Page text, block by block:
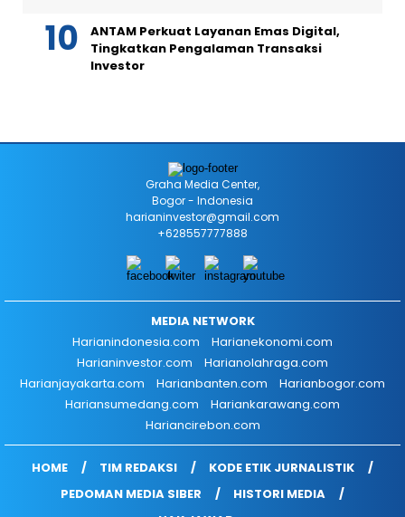
ANTAM Perkuat Layanan Emas Digital,
Tingkatkan Pengalaman Transaksi
Investor
Graha Media Center,
Bogor - Indonesia
harianinvestor@gmail.com
+628557777888
MEDIA NETWORK
Harianindonesia.com
Harianekonomi.com
Harianinvestor.com
Harianolahraga.com
Harianjayakarta.com
Harianbanten.com
Harianbogor.com
Hariansumedang.com
Hariankarawang.com
Hariancirebon.com
HOME TIM REDAKSI
KODE ETIK JURNALISTIK
PEDOMAN MEDIA SIBER
HISTORI MEDIA